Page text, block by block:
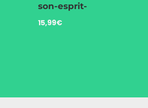
son-esprit-
15,99€